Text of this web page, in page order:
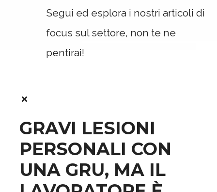
Segui ed esplora i nostri articoli di
focus sul settore, non te ne
pentirai!
GRAVI LESIONI
PERSONALI CON
UNA GRU, MA IL